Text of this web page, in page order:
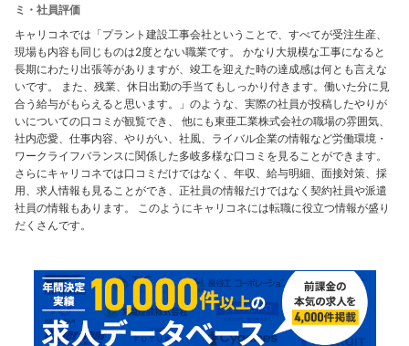
ミ・社員評価
キャリコネでは「プラント建設工事会社ということで、すべてが受注生産、
現場も内容も同じものは2度とない職業です。 かなり大規模な工事になると
長期にわたり出張等がありますが、竣工を迎えた時の達成感は何とも言えな
いです。 また、残業、休日出勤の手当てもしっかり付きます。働いた分に見
合う給与がもらえると思います。」のような、実際の社員が投稿したやりが
いについての口コミが観覧でき、 他にも東亜工業株式会社の職場の雰囲気、
社内恋愛、仕事内容、やりがい、社風、ライバル企業の情報など労働環境・
ワークライフバランスに関係した多岐多様な口コミを見ることができます。
さらにキャリコネでは口コミだけではなく、年収、給与明細、面接対策、採
用、求人情報も見ることができ、正社員の情報だけではなく契約社員や派遣
社員の情報もあります。 このようにキャリコネには転職に役立つ情報が盛り
だくさんです。